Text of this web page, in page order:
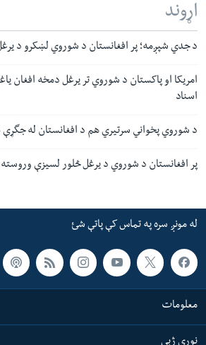
اړوند
د جدي شپږمه؛ پر افغانستان د شوروي لښکرو د
امریکا او پاکستان د شوروي تر یرغل دمخه افغان
اسناد
د شوروي پخواني سرتیري هم د افغانستان له
پر افغانستان د شوروي د یرغل څلور لسیزې وروسته
له مونږ سره په تماس کې پاتې شئ
معلومات
نورې ژبې